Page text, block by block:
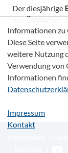
Der diesjährige
desÖWAVbot
Plattform für
Informationen zu
Diese Seite
weitere Nutzung
Verwendung von
Informationen
Impressum
Kontakt